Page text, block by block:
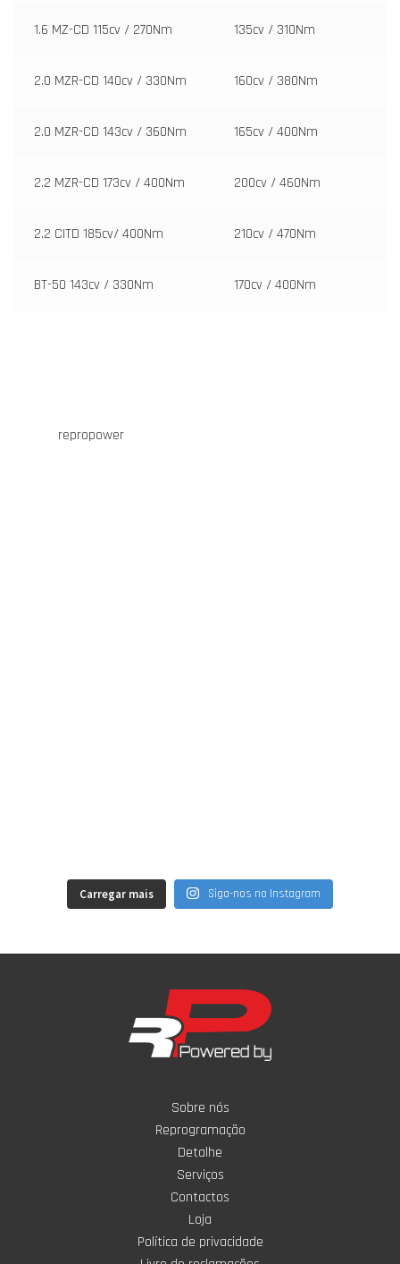
1.6 MZ-CD 115cv / 270Nm 135cv / 310Nm
2.0 MZR-CD 140cv / 330Nm 160cv / 380Nm
2.0 MZR-CD 143cv / 360Nm 165cv / 400Nm
2.2 MZR-CD 173cv / 400Nm 200cv / 460Nm
2.2 CITD 185cv/ 400Nm 210cv / 470Nm
BT-50 143cv / 330Nm 170cv / 400Nm
repropower
Carregar mais Siga-nos no Instagram
Sobre nós
Reprogramação
Detalhe
Serviços
Contactos
Loja
Política de privacidade